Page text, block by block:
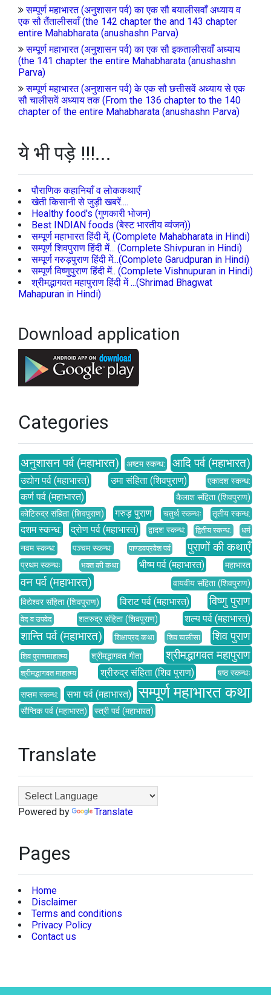
सम्पूर्ण महाभारत (अनुशासन पर्व) का एक सौ बयालीसवाँ अध्याय व
एक सौ तैंतालीसवाँ (the 142 chapter the and 143 chapter
entire Mahabharata (anushashn Parva)
सम्पूर्ण महाभारत (अनुशासन पर्व) का एक सौ इकतालीसवाँ अध्याय
(the 141 chapter the entire Mahabharata (anushashn
Parva)
सम्पूर्ण महाभारत (अनुशासन पर्व) के एक सौ छत्तीसवें अध्याय से एक
सौ चालीसवें अध्याय तक (From the 136 chapter to the 140
chapter of the entire Mahabharata (anushashn Parva)
ये भी पड़े !!!...
पौराणिक कहानियाँ व लोककथाएँ
खेती किसानी से जुड़ी खबरें....
Healthy food's (गुणकारी भोजन)
Best INDIAN foods (बेस्ट भारतीय व्यंजन))
सम्पूर्ण महाभारत हिंदी में, (Complete Mahabharata in Hindi)
सम्पूर्ण शिवपुराण हिंदी में... (Complete Shivpuran in Hindi)
सम्पूर्ण गरुड़पुराण हिंदी में...(Complete Garudpuran in Hindi)
सम्पूर्ण विष्णुपुराण हिंदी में.. (Complete Vishnupuran in Hindi)
श्रीमद्भागवत महापुराण हिंदी में ...(Shrimad Bhagwat
Mahapuran in Hindi)
Download application
Categories
अनुशासन पर्व (महाभारत) अष्टम स्कन्ध: आदि पर्व (महाभारत)
उद्योग पर्व (महाभारत) उमा संहिता (शिवपुराण) एकादश स्कन्ध:
कर्ण पर्व (महाभारत)
कैलाश संहिता (शिवपुराण)
कोटिरुद्र संहिता (शिवपुराण)
गरुड़ पुराण चतुर्थ स्कन्धः तृतीय स्कन्ध:
दशम स्कन्ध: द्रोण पर्व (महाभारत) द्वादश स्कन्ध: द्वितीय स्कन्ध: धर्म
नवम स्कन्ध: पञ्चम स्कन्ध: पाण्डवप्रवेश पर्व पुराणों की कथाएँ
प्रथम स्कन्धः भक्त की कथा भीष्म पर्व (महाभारत) महाभारत
वन पर्व (महाभारत)
वायवीय संहिता (शिवपुराण)
विद्येश्वर संहिता (शिवपुराण)
विराट पर्व (महाभारत) विष्णु पुराण
वेद व उपवेद शतरुद्र संहिता (शिवपुराण) शल्य पर्व (महाभारत)
शान्ति पर्व (महाभारत) शिक्षाप्रद कथा शिव चालीसा शिव पुराण
शिव पुराणमाहात्म्य श्रीमद्भागवत गीता श्रीमद्भागवत महापुराण
श्रीमद्भागवत माहात्म्य श्रीरुद्र संहिता (शिव पुराण) षष्ठ स्कन्धः
सप्तम स्कन्ध: सभा पर्व (महाभारत) सम्पूर्ण महाभारत कथा
सौप्तिक पर्व (महाभारत) स्त्री पर्व (महाभारत)
Translate
Powered by Translate
Pages
Home
Disclaimer
Terms and conditions
Privacy Policy
Contact us